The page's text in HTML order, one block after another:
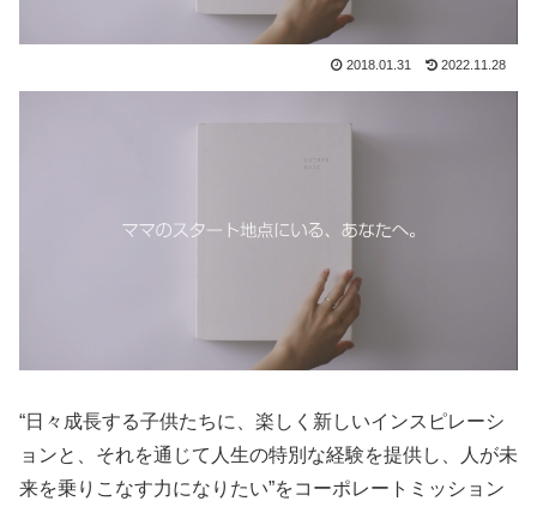
2018.01.31 2022.11.28
“日々成長する子供たちに、楽しく新しいインスピレーシ
ョンと、それを通じて人生の特別な経験を提供し、人が未
来を乗りこなす力になりたい”をコーポレートミッション